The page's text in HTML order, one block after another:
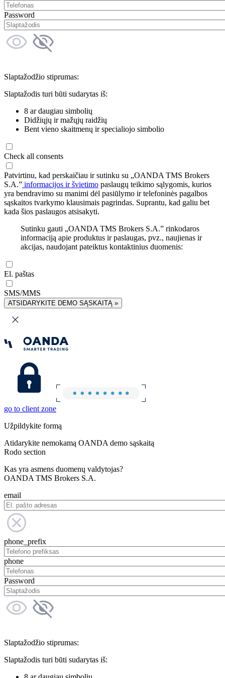
Password
Slaptažodžio stiprumas:
Slaptažodis turi būti sudarytas iš:
8 ar daugiau simbolių
Didžiųjų ir mažųjų raidžių
Bent vieno skaitmenų ir specialiojo simbolio
Check all consents
Patvirtinu, kad perskaičiau ir sutinku su „OANDA TMS Brokers
S.A.” informacijos ir švietimo paslaugų teikimo sąlygomis, kurios
yra bendravimo su manimi dėl pasiūlymo ir telefoninės pagalbos
sąskaitos tvarkymo klausimais pagrindas. Suprantu, kad galiu bet
kada šios paslaugos atsisakyti.
Sutinku gauti „OANDA TMS Brokers S.A.” rinkodaros
informaciją apie produktus ir paslaugas, pvz., naujienas ir
akcijas, naudojant pateiktus kontaktinius duomenis:
El. paštas
SMS/MMS
ATSIDARYKITE DEMO SĄSKAITĄ »
go to client zone
Užpildykite formą
Atidarykite nemokamą OANDA demo sąskaitą
Rodo section
Kas yra asmens duomenų valdytojas?
OANDA TMS Brokers S.A.
email
phone_prefix
phone
Password
Slaptažodžio stiprumas:
Slaptažodis turi būti sudarytas iš: